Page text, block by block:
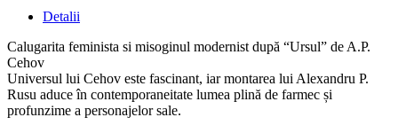
Detalii
Calugarita feminista si misoginul modernist după “Ursul” de A.P.
Cehov
Universul lui Cehov este fascinant, iar montarea lui Alexandru P.
Rusu aduce în contemporaneitate lumea plină de farmec și
profunzime a personajelor sale.